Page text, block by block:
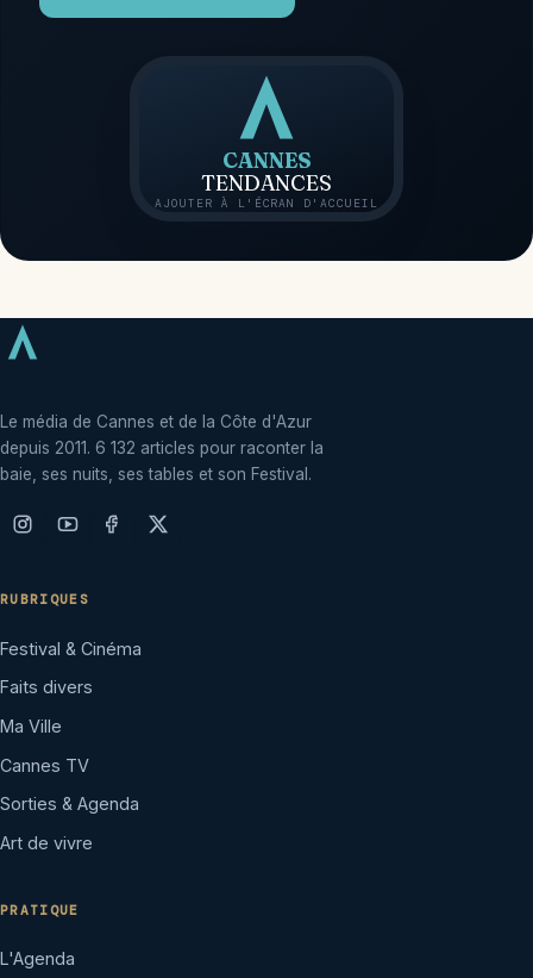
CANNES
TENDANCES
AJOUTER À L'ÉCRAN D'ACCUEIL
Le média de Cannes et de la Côte d'Azur
depuis 2011. 6 132 articles pour raconter la
baie, ses nuits, ses tables et son Festival.
RUBRIQUES
Festival & Cinéma
Faits divers
Ma Ville
Cannes TV
Sorties & Agenda
Art de vivre
PRATIQUE
L'Agenda